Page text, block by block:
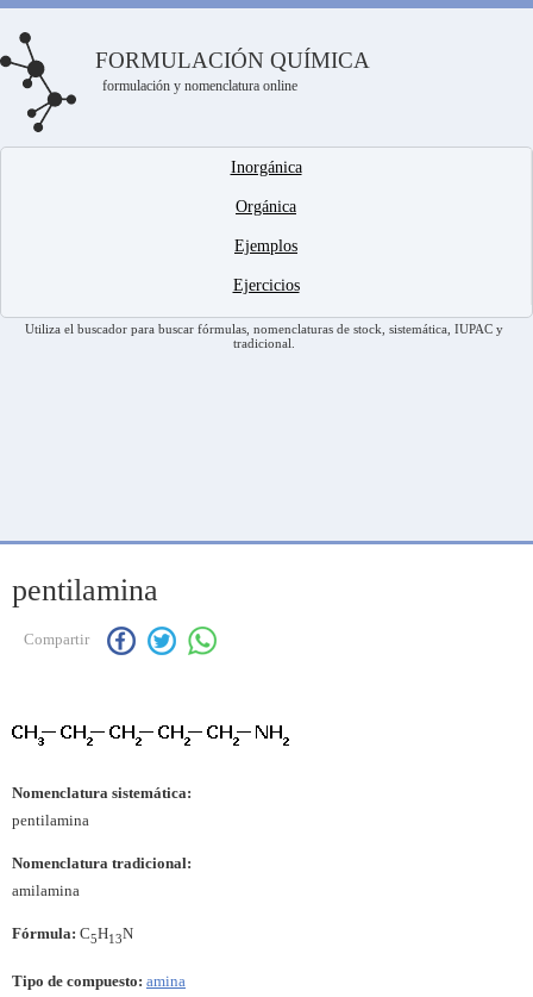
FORMULACIÓN QUÍMICA
formulación y nomenclatura online
Inorgánica
Orgánica
Ejemplos
Ejercicios
Utiliza el buscador para buscar fórmulas, nomenclaturas de stock, sistemática, IUPAC y
tradicional.
pentilamina
Compartir
Nomenclatura sistemática:
pentilamina
Nomenclatura tradicional:
amilamina
Fórmula: C5H13N
Tipo de compuesto: amina